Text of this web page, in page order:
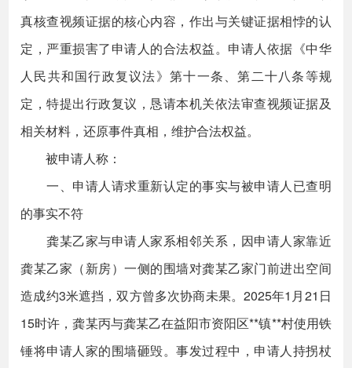
真核查视频证据的核心内容，作出与关键证据相悖的认
定，严重损害了申请人的合法权益。申请人依据《中华
人民共和国行政复议法》第十一条、第二十八条等规
定，特提出行政复议，恳请本机关依法审查视频证据及
相关材料，还原事件真相，维护合法权益。
被申请人称：
一、申请人请求重新认定的事实与被申请人已查明
的事实不符
龚某乙家与申请人家系相邻关系，因申请人家靠近
龚某乙家（新房）一侧的围墙对龚某乙家门前进出空间
造成约3米遮挡，双方曾多次协商未果。2025年1月21日
15时许，龚某丙与龚某乙在益阳市资阳区**镇**村使用铁
锤将申请人家的围墙砸毁。事发过程中，申请人持拐杖